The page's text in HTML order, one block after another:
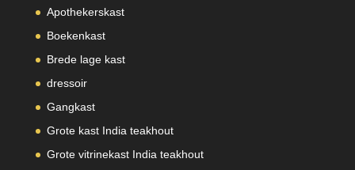
Apothekerskast
Boekenkast
Brede lage kast
dressoir
Gangkast
Grote kast India teakhout
Grote vitrinekast India teakhout